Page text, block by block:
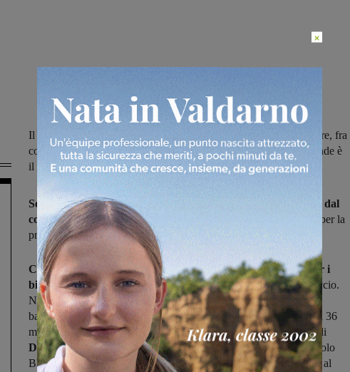
Il comune di Reggello mette a disposizione posti in cinque strutture, fra
comunali e convenzionate: il termine per la consegna delle domande è
il 30 aprile
Sono aperte le iscrizioni ai servizi di nido messi a disposizione dal
comune di Reggelloper l’anno educativo 2019-2020: il termine per la
presentazione delle domande è fissato per martedì 30 aprile.
Crescono i posti disponibili, grazie al fatto che quest’anno per i
bimbi di Reggellosarà a disposizione anche il nuovo nido di Leccio.
Nello specifico: al Nido “Arcobaleno” di Prullisaranno accolti
bambini dai 6 ai 36 mesi, al Nido diPietrapianabambini dai 6 ai 36
mesi, al nido convenzionato Centro zerosei “Regina della Pace” di
Donninidai 12 ai 36 mesi, al nido aziendale “Piccolo Verde Piccolo
Blù” diCascia per bambini dai 12 ai 36 mesi (per i posti riservati al
×